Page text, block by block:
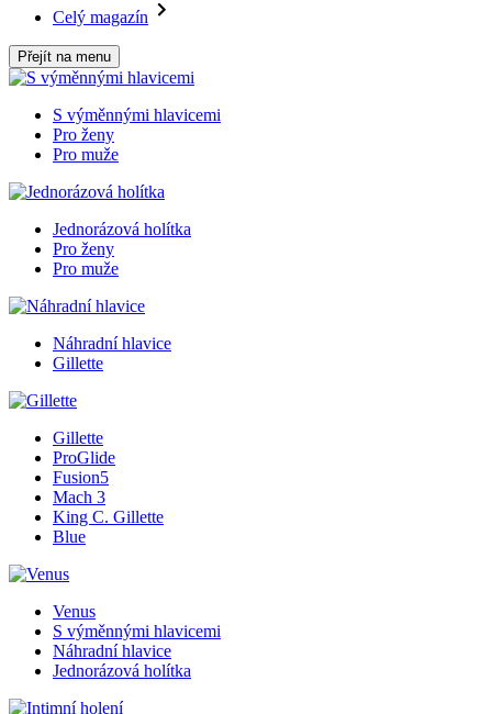
Celý magazín
Přejít na menu
S výměnnými hlavicemi
Pro ženy
Pro muže
Jednorázová holítka
Pro ženy
Pro muže
Náhradní hlavice
Gillette
Gillette
ProGlide
Fusion5
Mach 3
King C. Gillette
Blue
Venus
S výměnnými hlavicemi
Náhradní hlavice
Jednorázová holítka